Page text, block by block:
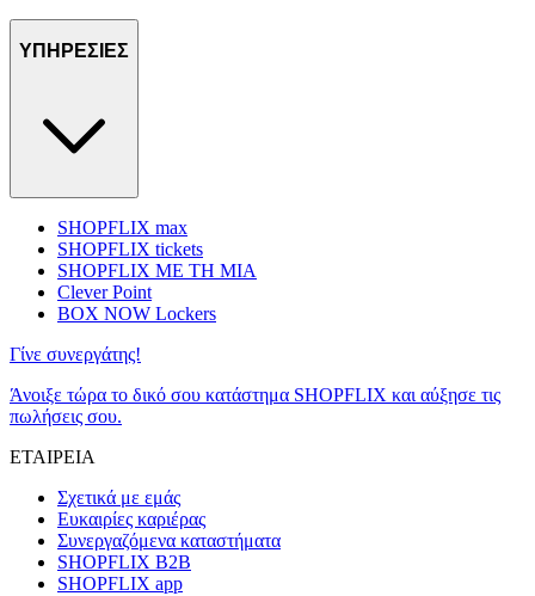
ΥΠΗΡΕΣΙΕΣ
SHOPFLIX max
SHOPFLIX tickets
SHOPFLIX ΜΕ ΤΗ ΜΙΑ
Clever Point
BOX NOW Lockers
Γίνε συνεργάτης!
Άνοιξε τώρα το δικό σου κατάστημα SHOPFLIX και αύξησε τις
πωλήσεις σου.
ΕΤΑΙΡΕΙΑ
Σχετικά με εμάς
Ευκαιρίες καριέρας
Συνεργαζόμενα καταστήματα
SHOPFLIX B2B
SHOPFLIX app